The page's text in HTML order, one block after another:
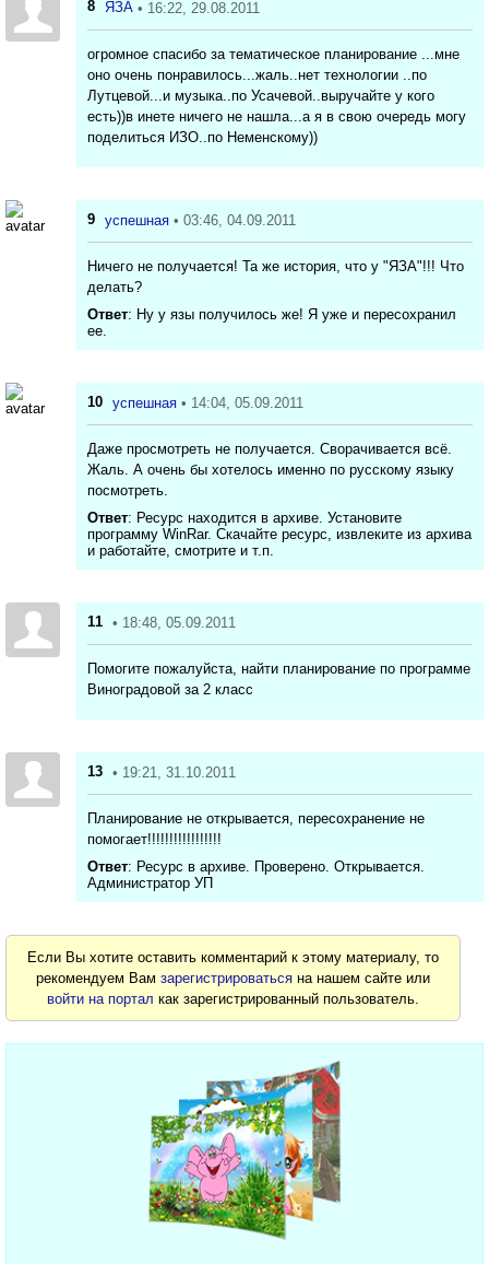
8 ЯЗА • 16:22, 29.08.2011
огромное спасибо за тематическое планирование ...мне
оно очень понравилось...жаль..нет технологии ..по
Лутцевой...и музыка..по Усачевой..выручайте у кого
есть))в инете ничего не нашла...а я в свою очередь могу
поделиться ИЗО..по Неменскому))
9 успешная • 03:46, 04.09.2011
Ничего не получается! Та же история, что у "ЯЗА"!!! Что
делать?
Ответ: Ну у язы получилось же! Я уже и пересохранил
ее.
10 успешная • 14:04, 05.09.2011
Даже просмотреть не получается. Сворачивается всё.
Жаль. А очень бы хотелось именно по русскому языку
посмотреть.
Ответ: Ресурс находится в архиве. Установите
программу WinRar. Скачайте ресурс, извлеките из архива
и работайте, смотрите и т.п.
11 • 18:48, 05.09.2011
Помогите пожалуйста, найти планирование по программе
Виноградовой за 2 класс
13 • 19:21, 31.10.2011
Планирование не открывается, пересохранение не
помогает!!!!!!!!!!!!!!!!!
Ответ: Ресурс в архиве. Проверено. Открывается.
Администратор УП
Если Вы хотите оставить комментарий к этому материалу, то
рекомендуем Вамзарегистрироваться на нашем сайте или
войти на портал как зарегистрированный пользователь.